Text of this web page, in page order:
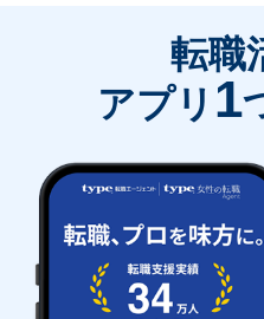
転職
アプリ 1